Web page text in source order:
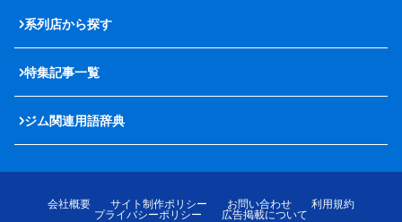
系列店から探す
特集記事一覧
ジム関連用語辞典
会社概要 サイト制作ポリシー お問い合わせ
利用規約
プライバシーポリシー
広告掲載について